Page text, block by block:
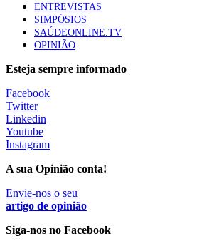
MAIS NOTÍCIAS
Plataforma criada por estudantes apoia
diagnóstico de demência
5 Ago, 2026
ULS Alto Alentejo e IPO de Lisboa
Oncologia, formação e investigação
5 Ago, 2026|0 Comments
ENTREVISTAS
SIMPÓSIOS
SAÚDEONLINE.TV
OPINIÃO
Esteja sempre informado
Facebook
Twitter
Linkedin
Youtube
Instagram
A sua Opinião conta!
Envie-nos o seu
artigo de opinião
Siga-nos no Facebook